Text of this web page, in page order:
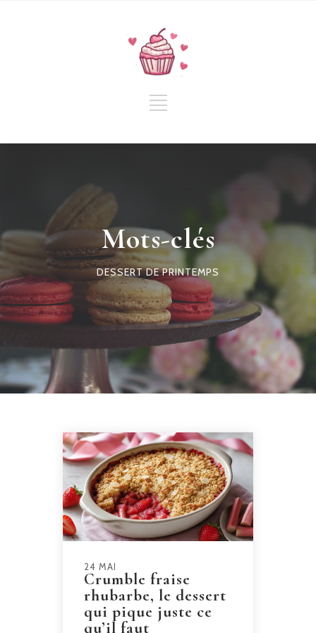
Mots-clés
DESSERT DE PRINTEMPS
24 MAI
Crumble fraise
rhubarbe, le dessert
qui pique juste ce
qu’il faut